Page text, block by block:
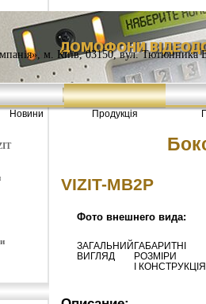
м. Київ, 03150, вул. Тютюнника
Новини Продукція
VIZIT-MB2Р
Фото внешнего вида:
ЗАГАЛЬНИЙ
ВИГЛЯД
ГАБАРИТНІ
РОЗМІРИ
І КОНСТРУКЦІЯ